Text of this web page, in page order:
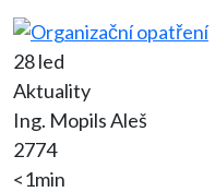
28 led
Aktuality
Ing. Mopils Aleš
2774
<1min